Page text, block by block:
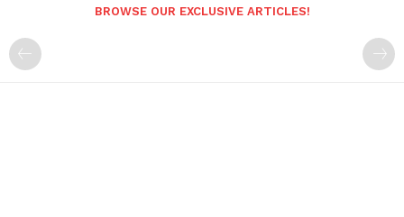
BROWSE OUR EXCLUSIVE ARTICLES!